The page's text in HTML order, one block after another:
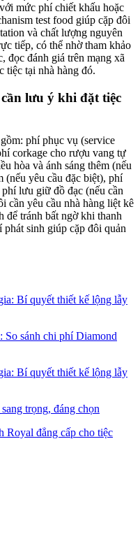
mức phí chiết khấu hoặc
test food giúp cặp đôi
và chất lượng nguyên
tiếp, có thể nhờ tham khảo
đọc đánh giá trên mạng xã
tiệc tại nhà hàng đó.
lưu ý khi đặt tiệc
phí phục vụ (service
corkage cho rượu vang tự
hòa và ánh sáng thêm (nếu
(nếu yêu cầu đặc biệt), phí
lưu giữ đồ đạc (nếu cần
cần yêu cầu nhà hàng liệt kê
để tránh bất ngờ khi thanh
sinh giúp cặp đôi quản
Bí quyết thiết kế lộng lẫy
So sánh chi phí Diamond
Bí quyết thiết kế lộng lẫy
trọng, đáng chọn
Royal đẳng cấp cho tiệc